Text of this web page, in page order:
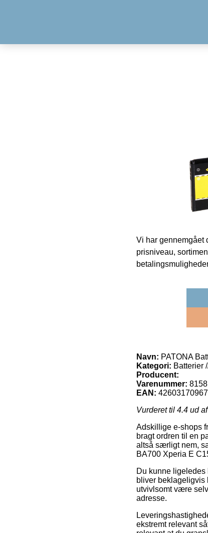
Vi har gennemgået
prisniveau,
Navn: PATONA
Kategori: Batterier
Producent:
Varenummer: 8158
EAN:
Vurderet til 4.4 ud
Adskillige e-shops
bragt ordren til en
altså særligt nem,
BA700 Xperia E
Du kunne
bliver beklageligvis
utvivlsomt være
adresse.
ekstremt relevant